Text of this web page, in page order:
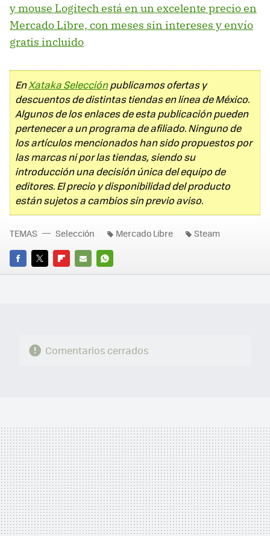
y mouse Logitech está en un excelente precio en
Mercado Libre, con meses sin intereses y envío
gratis incluido
EnXataka Selecciónpublicamos ofertas y
descuentos de distintas tiendas en línea de México.
Algunos de los enlaces de esta publicación pueden
pertenecer a un programa de afiliado. Ninguno de
los artículos mencionados han sido propuestos por
las marcas ni por las tiendas, siendo su
introducción una decisión única del equipo de
editores. El precio y disponibilidad del producto
están sujetos a cambios sin previo aviso.
FACEBOOK
TWITTERFLIPBOARD
E-
WHATSAPP
TEMAS Selección Mercado Libre Steam
Comentarios cerrados